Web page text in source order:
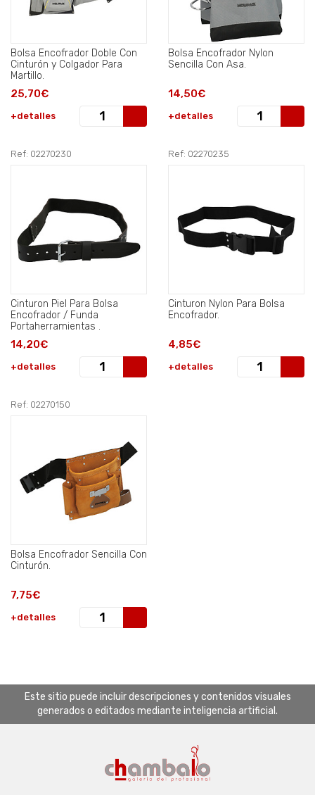
Bolsa Encofrador Doble Con
Cinturón y Colgador Para
Martillo.
25,70€
+detalles
Bolsa Encofrador Nylon
Sencilla Con Asa.
14,50€
+detalles
Ref: 02270230
Cinturon Piel Para Bolsa
Encofrador / Funda
Portaherramientas .
14,20€
+detalles
Ref: 02270235
Cinturon Nylon Para Bolsa
Encofrador.
4,85€
+detalles
Ref: 02270150
Bolsa Encofrador Sencilla Con
Cinturón.
7,75€
+detalles
Este sitio puede incluir descripciones y contenidos visuales
generados o editados mediante inteligencia artificial.